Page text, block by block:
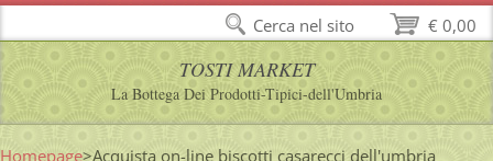
TOSTI MARKET
La Bottega Dei Prodotti-Tipici-dell'Umbria
Homepage>Acquista on-line biscotti casarecci dell'umbria
€ 0,00
Cerca nel sito